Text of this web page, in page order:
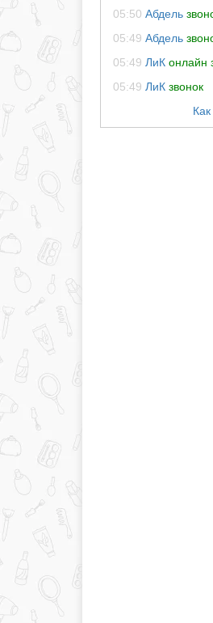
05:50 Абдель
05:49 Абдель
05:49 ЛиК онлайн
05:49 ЛиК звонок